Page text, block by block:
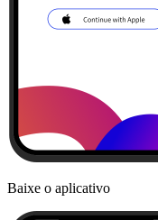
Baixe o aplicativo